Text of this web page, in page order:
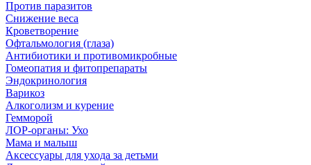
Против паразитов
Снижение веса
Кроветворение
Офтальмология (глаза)
Антибиотики и противомикробные
Гомеопатия и фитопрепараты
Эндокринология
Варикоз
Алкоголизм и курение
Гемморой
ЛОР-органы: Ухо
Мама и малыш
Аксессуары для ухода за детьми